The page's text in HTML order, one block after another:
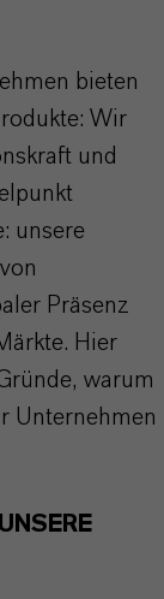
bieten
Wir
und
unsere
Präsenz
Hier
warum
Unternehmen